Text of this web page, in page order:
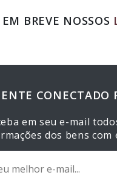
EM BREVE NOSSOS
CONECTADO
em seu e-mail
dos bens com